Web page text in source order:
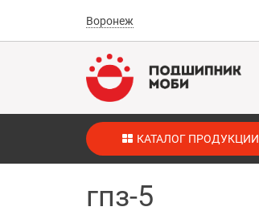
Воронеж
КАТАЛОГ ПРОДУКЦИИ
гпз-5